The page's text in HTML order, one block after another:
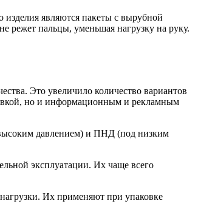
являются пакеты с вырубной
режет пальцы, уменьшая нагрузку на руку.
Это увеличило количество вариантов
но и информационным и рекламным
давлением) и ПНД (под низким
эксплуатации. Их чаще всего
Их применяют при упаковке